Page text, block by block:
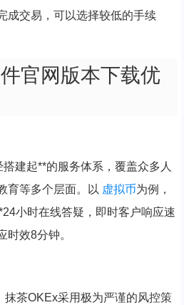
成交易，可以选择较低的手续
官网版本下载优
建起**的服务体系，覆盖众多人
育等多个层面。以 虚拟币为例，
小时在线答疑，即时客户响应速
时效8分钟。
抹茶OKEx采用极为严谨的风控策